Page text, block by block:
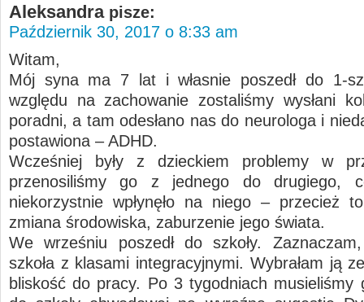
Aleksandra pisze:
Październik 30, 2017 o 8:33 am
Witam,
Mój syna ma 7 lat i własnie poszedł do 1-
względu na zachowanie zostaliśmy wysłani
poradni, a tam odesłano nas do neurologa i
postawiona – ADHD.
Wcześniej były z dzieckiem problemy w
przenosiliśmy go z jednego do drugiego,
niekorzystnie wpłynęło na niego – przecież
zmiana środowiska, zaburzenie jego świata.
We wrześniu poszedł do szkoły.
szkoła z klasami integracyjnymi. Wybrałam ją
bliskość do pracy. Po 3 tygodniach musieliśmy